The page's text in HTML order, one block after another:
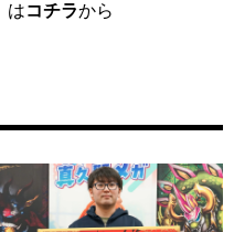
はコチラから